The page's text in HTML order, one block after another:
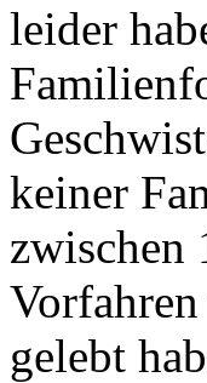
leider
keiner
zwischen
gelebt